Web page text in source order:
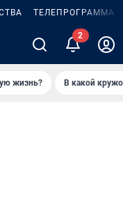
ТЕЛЕПРОГРАММА
жизнь? В какой